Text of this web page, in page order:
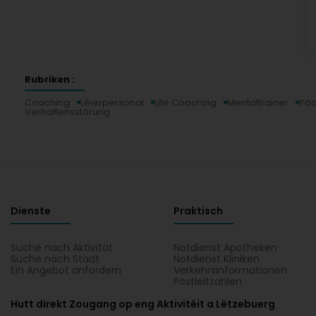
Rubriken :
Coaching
Léierpersonal Life Coaching Mentaltrainer
Verhaltensstörung
Dienste
Suche nach Aktivität
Suche nach Stadt
Ein Angebot anfordern
Praktisch
Notdienst Apotheken
Notdienst Kliniken
Verkehrsinformationen
Postleitzahlen
Hutt direkt Zougang op eng Aktivitéit a Lëtzebuerg